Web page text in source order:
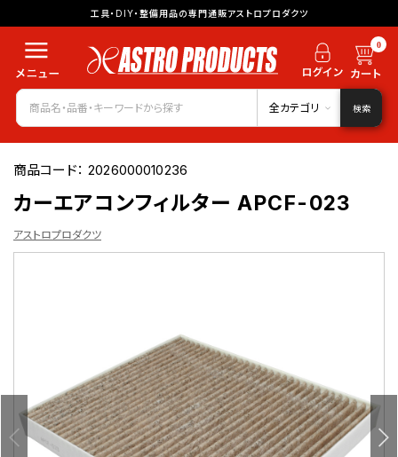
工具・DIY・整備用品の専門通販アストロプロダクツ
0
全カテゴリ 検索
商品コード：2026000010236
カーエアコンフィルター APCF-023
アストロプロダクツ